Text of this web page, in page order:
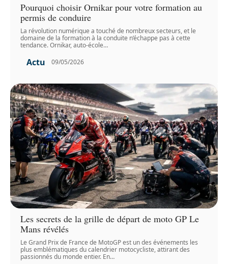
Pourquoi choisir Ornikar pour votre formation au
permis de conduire
La révolution numérique a touché de nombreux secteurs, et le
domaine de la formation à la conduite n’échappe pas à cette
tendance. Ornikar, auto-école…
Actu 09/05/2026
Les secrets de la grille de départ de moto GP Le
Mans révélés
Le Grand Prix de France de MotoGP est un des événements les
plus emblématiques du calendrier motocycliste, attirant des
passionnés du monde entier. En…